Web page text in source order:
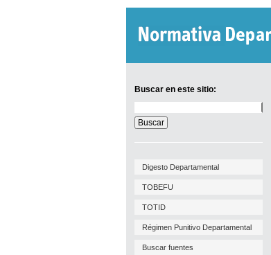
Buscar en este sitio:
en
este
sitio:
Digesto Departamental
TOBEFU
TOTID
Régimen Punitivo Departamental
Buscar fuentes